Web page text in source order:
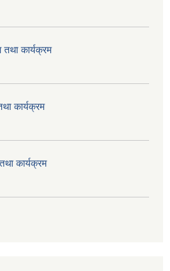
कार्यक्रम
कार्यक्रम
कार्यक्रम